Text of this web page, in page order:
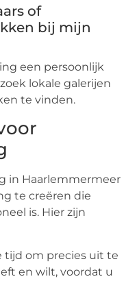
of
bij mijn
een persoonlijk
lokale galerijen
te vinden.
in Haarlemmermeer
te creëren die
is. Hier zijn
tijd om precies uit te
en wilt, voordat u